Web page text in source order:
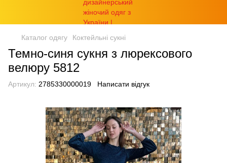
Каталог одягу Коктейльні сукні
Темно-синя сукня з люрексового
велюру 5812
Артикул: 2785330000019 Написати відгук